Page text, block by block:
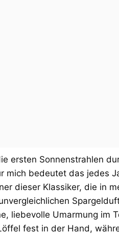
ersten Sonnenstrahlen
mich bedeutet das jedes
dieser Klassiker, die in
liebevolle Umarmung im
fest in der Hand,